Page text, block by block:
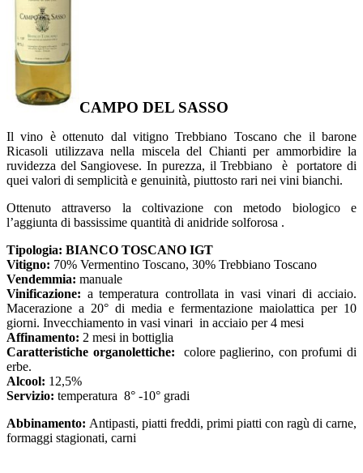
CAMPO DEL SASSO
Il vino è ottenuto dal vitigno Trebbiano Toscano che il barone
Ricasoli utilizzava nella miscela del Chianti per ammorbidire la
ruvidezza del Sangiovese. In purezza, il Trebbiano è portatore di
quei valori di semplicità e genuinità, piuttosto rari nei vini bianchi.
Ottenuto attraverso la coltivazione con metodo biologico e
l’aggiunta di bassissime quantità di anidride solforosa .
Tipologia: BIANCO TOSCANO IGT
Vitigno: 70% Vermentino Toscano, 30% Trebbiano Toscano
Vendemmia: manuale
Vinificazione: a temperatura controllata in vasi vinari di acciaio.
Macerazione a 20° di media e fermentazione maiolattica per 10
giorni. Invecchiamento in vasi vinari in acciaio per 4 mesi
Affinamento: 2 mesi in bottiglia
Caratteristiche organolettiche:
colore paglierino, con profumi di
erbe.
Alcool: 12,5%
Servizio: temperatura 8° -10° gradi
Abbinamento: Antipasti, piatti freddi, primi piatti con ragù di carne,
formaggi stagionati, carni